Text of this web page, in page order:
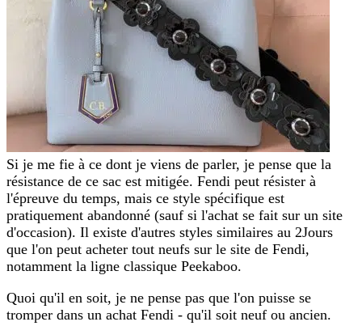
Si je me fie à ce dont je viens de parler, je pense que la
résistance de ce sac est mitigée. Fendi peut résister à
l'épreuve du temps, mais ce style spécifique est
pratiquement abandonné (sauf si l'achat se fait sur un site
d'occasion). Il existe d'autres styles similaires au 2Jours
que l'on peut acheter tout neufs sur le site de Fendi,
notamment la ligne classique Peekaboo.
Quoi qu'il en soit, je ne pense pas que l'on puisse se
tromper dans un achat Fendi - qu'il soit neuf ou ancien.